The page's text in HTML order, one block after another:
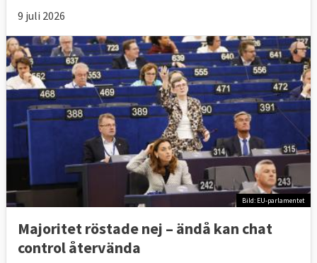
9 juli 2026
Bild: EU-parlamentet
Majoritet röstade nej – ändå kan chat
control återvända